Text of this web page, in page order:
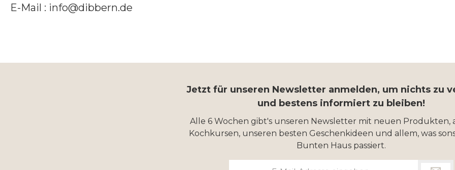
E-Mail : info@dibbern.de
Jetzt für unseren Newsletter anmelden, um nichts zu
und bestens informiert zu bleiben!
Alle 6 Wochen gibt's unseren Newsletter mit neuen Produkten,
Kochkursen, unseren besten Geschenkideen und allem, was
Bunten Haus passiert.